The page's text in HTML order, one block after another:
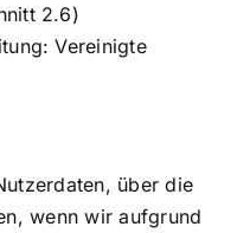
2.6)
Vereinigte
über die
wenn wir aufgrund